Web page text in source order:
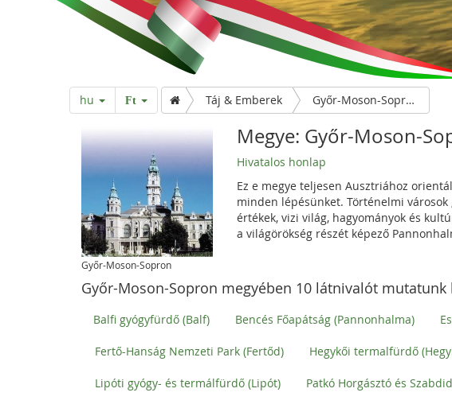
hu Ft Táj & Emberek Győr-Moson-Sopron
Győr-Moson-Sopron
Megye: Győr-Moson-
Hivatalos honlap
Ez e megye teljesen Ausztriához
minden lépésünket. Történelmi
értékek, vizi világ, hagyományok és
a világörökség részét képező
Győr-Moson-Sopron megyében 10 látnivalót mutatunk
Balfi gyógyfürdő (Balf) Bencés Főapátság (Pannonhalma)
Fertő-Hanság Nemzeti Park (Fertőd) Hegykői termalfürdő
Lipóti gyógy- és termálfürdő (Lipót) Patkó Horgásztó és